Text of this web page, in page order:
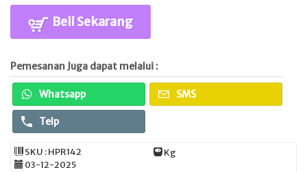
Beli Sekarang
Pemesanan Juga dapat melalui :
Whatsapp SMS
Telp
SKU : HPR142
Kg
03-12-2025